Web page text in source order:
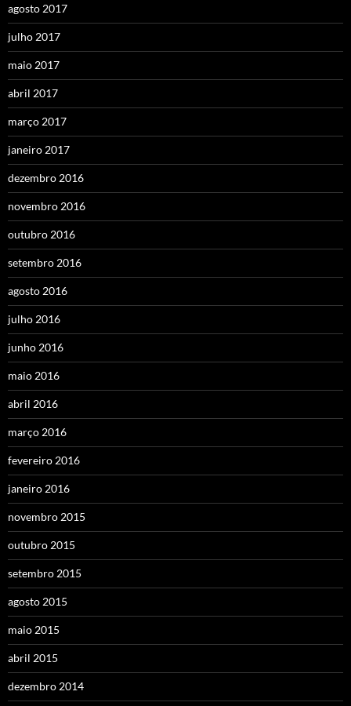
agosto 2017
julho 2017
maio 2017
abril 2017
março 2017
janeiro 2017
dezembro 2016
novembro 2016
outubro 2016
setembro 2016
agosto 2016
julho 2016
junho 2016
maio 2016
abril 2016
março 2016
fevereiro 2016
janeiro 2016
novembro 2015
outubro 2015
setembro 2015
agosto 2015
maio 2015
abril 2015
dezembro 2014